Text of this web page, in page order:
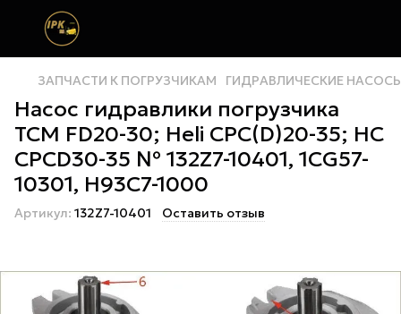
ЗАПЧАСТИ К ПОГРУЗЧИКАМ ГИДРАВЛИЧЕСКИЕ
Насос гидравлики погрузчика
TCM FD20-30; Heli CPC(D)20-35; НС
CPCD30-35 № 132Z7-10401, 1CG57-
10301, H93C7-1000
Артикул: 132Z7-10401 Оставить отзыв